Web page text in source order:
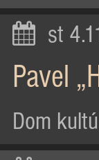
st
Pavel
Dom